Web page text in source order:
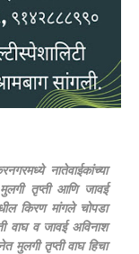
नातेवाईकांच्या
तृप्ती आणि जावई
किरण मांगले चोपडा
वाघ व जावई अविनाश
मुलगी तृप्ती वाघ हिचा